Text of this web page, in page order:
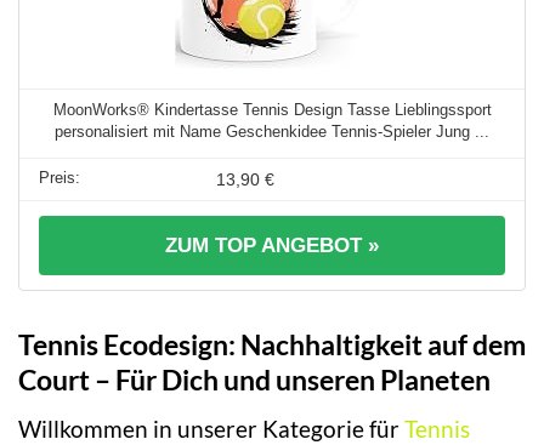
MoonWorks® Kindertasse Tennis Design Tasse Lieblingssport
personalisiert mit Name Geschenkidee Tennis-Spieler Jung ...
13,90 €
ZUM TOP ANGEBOT »
Tennis Ecodesign: Nachhaltigkeit auf dem
Court – Für Dich und unseren Planeten
Willkommen in unserer Kategorie fürTennis